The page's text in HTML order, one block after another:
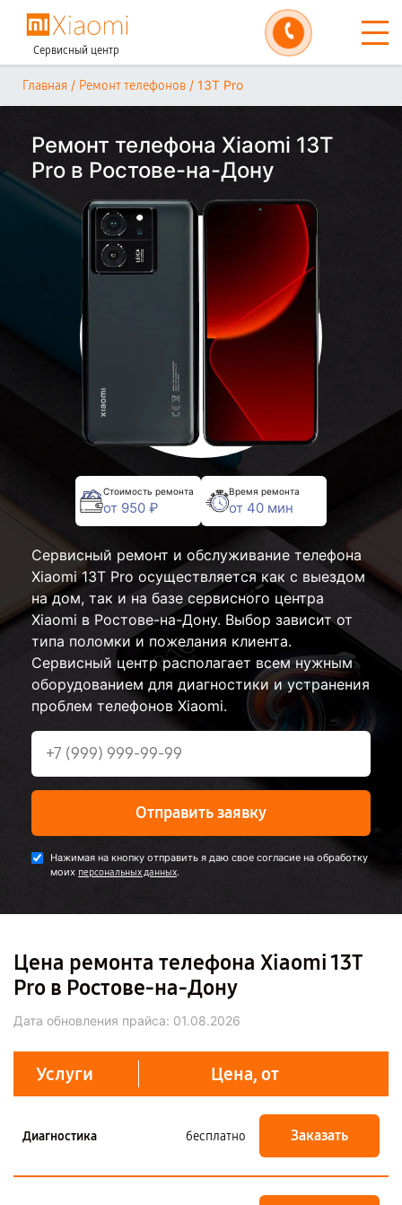
Сервисный центр
Главная / Ремонт телефонов / 13T Pro
Ремонт телефона Xiaomi 13T
Pro в Ростове-на-Дону
Стоимость ремонта
от 950 ₽
Время ремонта
от 40 мин
Сервисный ремонт и обслуживание телефона
Xiaomi 13T Pro осуществляется как с выездом
на дом, так и на базе сервисного центра
Xiaomi в Ростове-на-Дону. Выбор зависит от
типа поломки и пожелания клиента.
Сервисный центр располагает всем нужным
оборудованием для диагностики и устранения
проблем телефонов Xiaomi.
Отправить заявку
Нажимая на кнопку отправить я даю свое согласие на обработку
моих персональных данных.
Цена ремонта телефона Xiaomi 13T
Pro в Ростове-на-Дону
Дата обновления прайса: 01.08.2026
Услуги Цена, от
Диагностика бесплатно Заказать